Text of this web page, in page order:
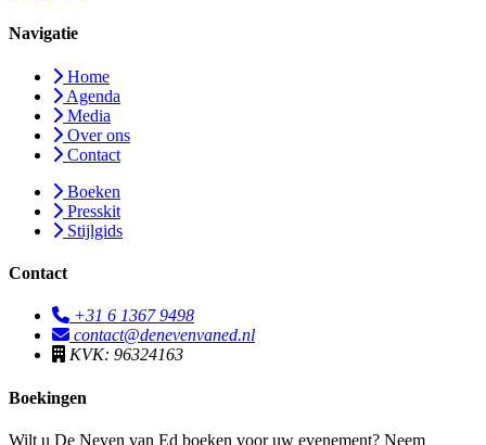
Navigatie
Home
Agenda
Media
Over ons
Contact
Boeken
Presskit
Stijlgids
Contact
+31 6 1367 9498
contact@denevenvaned.nl
KVK: 96324163
Boekingen
Wilt u De Neven van Ed boeken voor uw evenement? Neem